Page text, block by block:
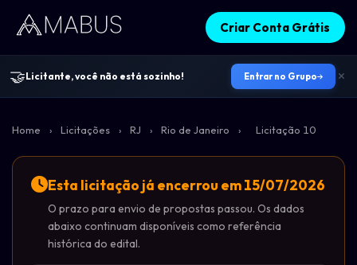
Criar Conta Grátis
🤝Licitante, você não está sozinho! Entrar no Grupo
Home › Licitações › RJ › Rio de Janeiro › Licitação 10
Esta licitação já encerrou em 15/07/2026
O prazo para envio de propostas passou. Os dados
abaixo continuam disponíveis como referência
histórica do edital.